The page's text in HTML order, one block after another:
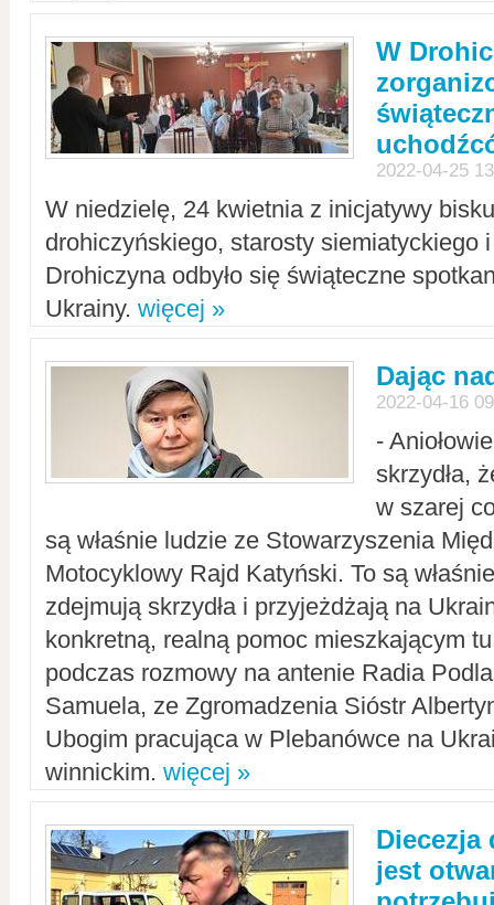
W
2022-04-25
W niedzielę, 24 kwietnia z inicjatywy
drohiczyńskiego, starosty siemiatyckiego
Drohiczyna odbyło się świąteczne
Ukrainy. więcej »
Dając
2022-04-16
-
skrzydła,
w szarej
są właśnie ludzie ze Stowarzyszenia
Motocyklowy Rajd Katyński. To są
zdejmują skrzydła i przyjeżdżają na
konkretną, realną pomoc mieszkającym
podczas rozmowy na antenie Radia
Samuela, ze Zgromadzenia Sióstr
Ubogim pracująca w Plebanówce na
winnickim. więcej »
Diecezja
jest